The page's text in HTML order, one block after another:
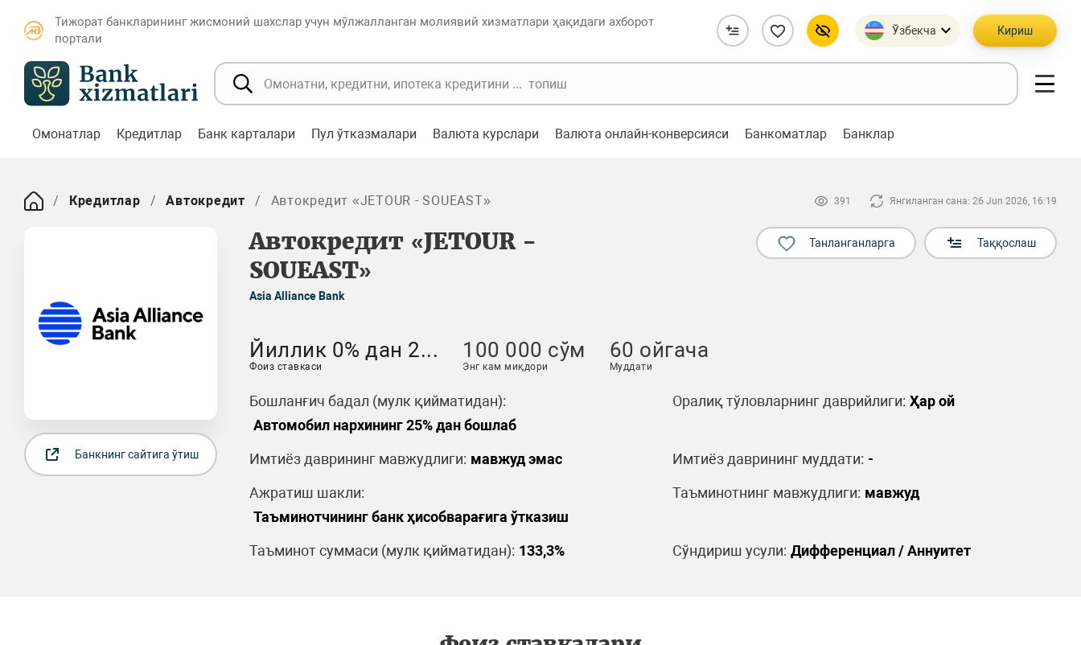
Тижорат банкларининг жисмоний шахслар учун мўлжалланган молиявий хизматлари ҳақидаги ахборот
портали
Ўзбекча Кириш
Омонатлар Кредитлар Банк карталари Пул ўтказмалари Валюта курслари Валюта онлайн-конверсияси Банкоматлар Банклар
Кредитлар Автокредит Автокредит «JETOUR - SOUEAST» 391 Янгиланган сана: 26 Jun 2026, 16:19
Автокредит «JETOUR -
SOUEAST»
Asia Alliance Bank
Танланганларга Таққослаш
Банкнинг сайтига ўтиш
Йиллик 0% дан 2...
Фоиз ставкаси
100 000 сўм
Энг кам миқдори
60 ойгача
Муддати
Бошланғич бадал (мулк қийматидан):
Автомобил нархининг 25% дан бошлаб
Оралиқ тўловларнинг даврийлиги: Ҳар ой
Имтиёз даврининг мавжудлиги: мавжуд эмас Имтиёз даврининг муддати: -
Ажратиш шакли:
Таъминотчининг банк ҳисобварағига ўтказиш
Таъминотнинг мавжудлиги: мавжуд
Таъминот суммаси (мулк қийматидан): 133,3% Сўндириш усули: Дифференциал / Аннуитет